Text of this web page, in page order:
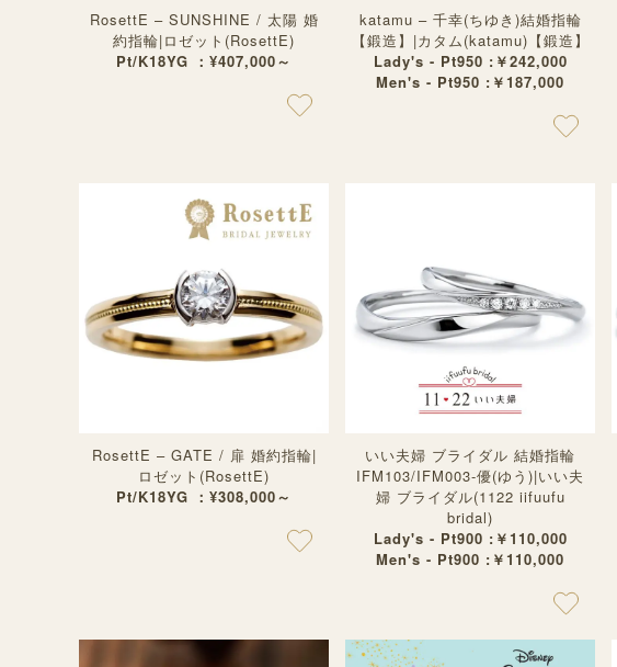
RosettE – SUNSHINE / 太陽 婚
約指輪|ロゼット(RosettE)
Pt/K18YG ：¥407,000～
katamu – 千幸(ちゆき)結婚指輪
【鍛造】|カタム(katamu)【鍛造】
Lady's - Pt950 :￥242,000
Men's - Pt950 :￥187,000
RosettE – GATE / 扉 婚約指輪|
ロゼット(RosettE)
Pt/K18YG ：¥308,000～
いい夫婦 ブライダル 結婚指輪
IFM103/IFM003-優(ゆう)|いい夫
婦 ブライダル(1122 iifuufu
bridal)
Lady's - Pt900 :￥110,000
Men's - Pt900 :￥110,000